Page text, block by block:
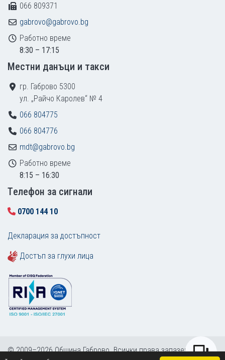
066 809371
gabrovo@gabrovo.bg
Работно време
8:30 – 17:15
Местни данъци и такси
гр. Габрово 5300
ул. „Райчо Каролев“ № 4
066 804775
066 804776
mdt@gabrovo.bg
Работно време
8:15 – 16:30
Tелефон за сигнали
0700 144 10
Декларация за достъпност
Достъп за глухи лица
© 2009–2026 Община Габрово. Всички права запазени.